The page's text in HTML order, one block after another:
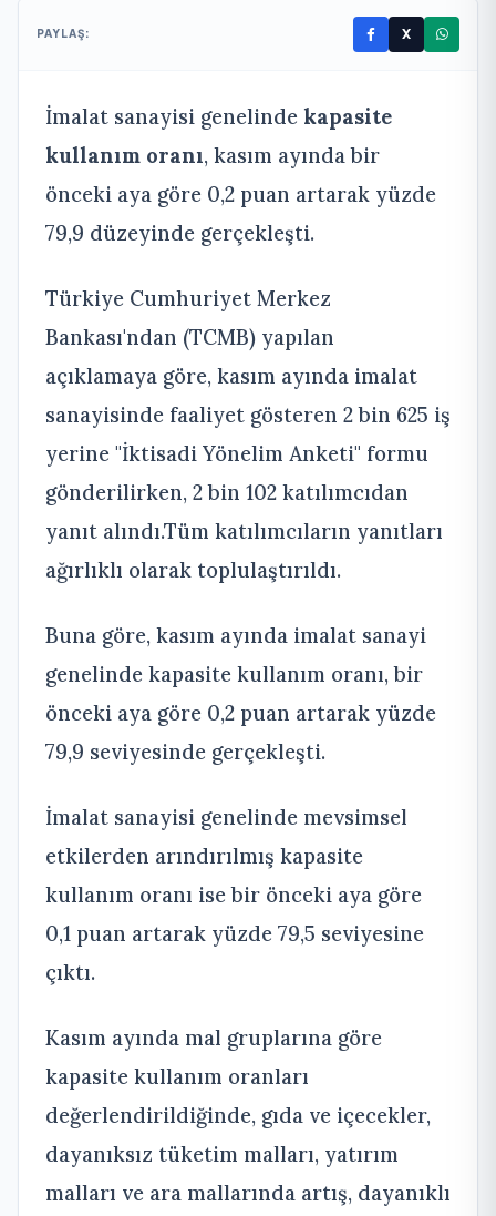
PAYLAŞ: X
İmalat sanayisi genelinde kapasite
kullanım oranı, kasım ayında bir
önceki aya göre 0,2 puan artarak yüzde
79,9 düzeyinde gerçekleşti.
Türkiye Cumhuriyet Merkez
Bankası'ndan (TCMB) yapılan
açıklamaya göre, kasım ayında imalat
sanayisinde faaliyet gösteren 2 bin 625 iş
yerine "İktisadi Yönelim Anketi" formu
gönderilirken, 2 bin 102 katılımcıdan
yanıt alındı.Tüm katılımcıların yanıtları
ağırlıklı olarak toplulaştırıldı.
Buna göre, kasım ayında imalat sanayi
genelinde kapasite kullanım oranı, bir
önceki aya göre 0,2 puan artarak yüzde
79,9 seviyesinde gerçekleşti.
İmalat sanayisi genelinde mevsimsel
etkilerden arındırılmış kapasite
kullanım oranı ise bir önceki aya göre
0,1 puan artarak yüzde 79,5 seviyesine
çıktı.
Kasım ayında mal gruplarına göre
kapasite kullanım oranları
değerlendirildiğinde, gıda ve içecekler,
dayanıksız tüketim malları, yatırım
malları ve ara mallarında artış, dayanıklı